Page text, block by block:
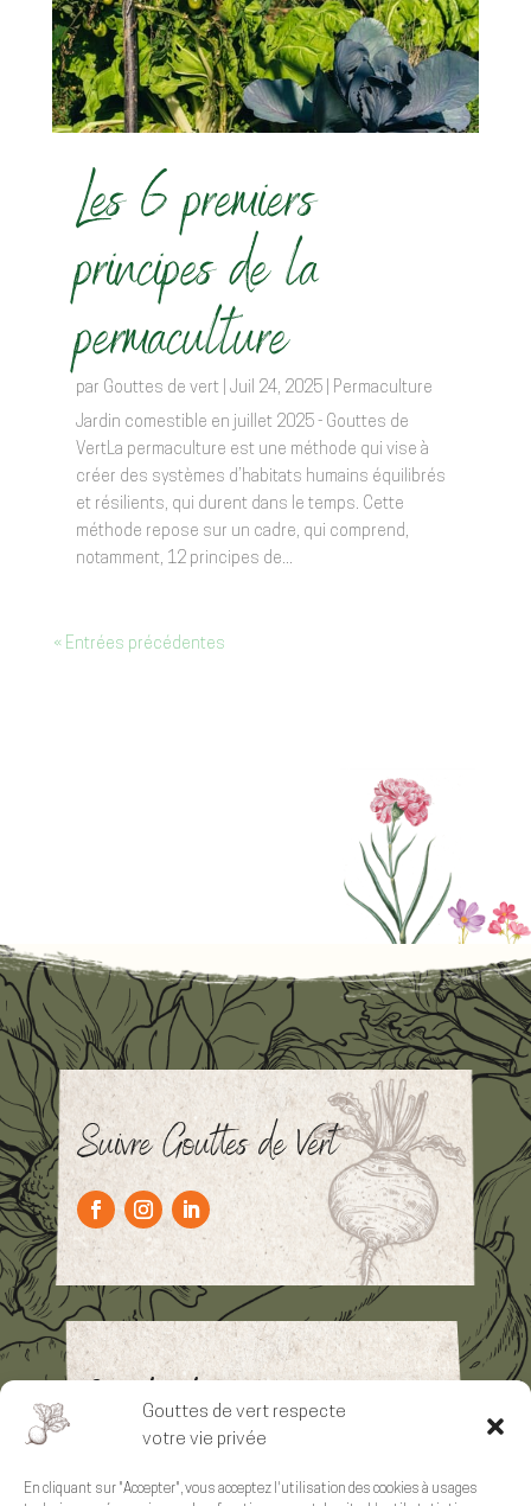
Gouttes de vert respecte
votre vie privée
En cliquant sur "Accepter", vous acceptez l'utilisation des cookies à usages
Les 6 premiers
principes de la
permaculture
par Gouttes de vert| Juil 24, 2025|
Permaculture
Jardin comestible en juillet 2025 - Gouttes de
VertLa permaculture est une méthode qui vise à
créer des systèmes d’habitats humains équilibrés
et résilients, qui durent dans le temps. Cette
méthode repose sur un cadre, qui comprend,
notamment, 12 principes de...
« Entrées précédentes
Suivre Gouttes de Vert
Contact